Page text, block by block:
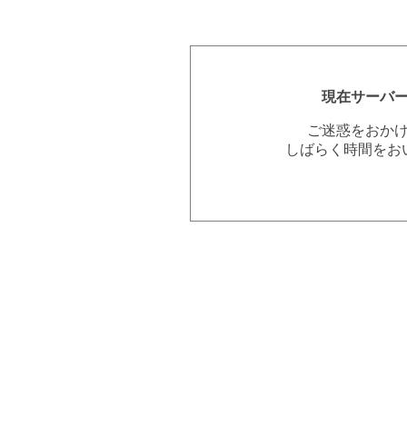
現在サーバ
ご迷惑をおか
しばらく時間を